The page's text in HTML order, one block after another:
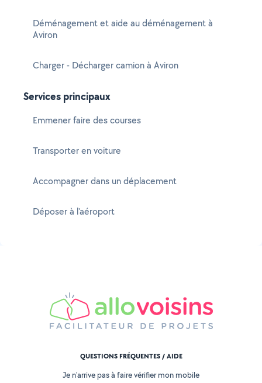
Déménagement et aide au déménagement à
Aviron
Charger - Décharger camion à Aviron
Services principaux
Emmener faire des courses
Transporter en voiture
Accompagner dans un déplacement
Déposer à l'aéroport
QUESTIONS FRÉQUENTES / AIDE
Je n'arrive pas à faire vérifier mon mobile